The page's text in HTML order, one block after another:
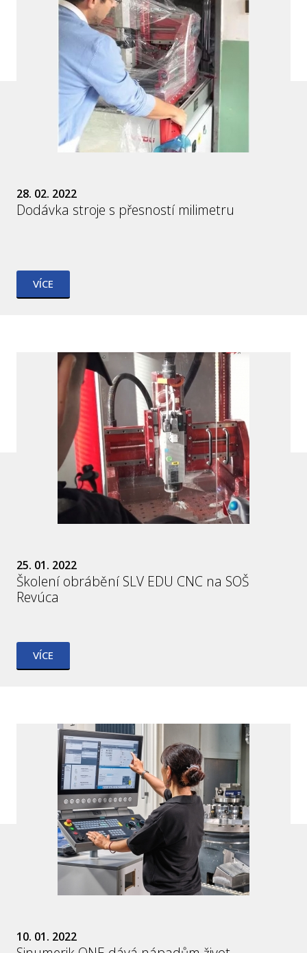
28. 02. 2022
Dodávka stroje s přesností milimetru
VÍCE
25. 01. 2022
Školení obrábění SLV EDU CNC na SOŠ
Revúca
VÍCE
10. 01. 2022